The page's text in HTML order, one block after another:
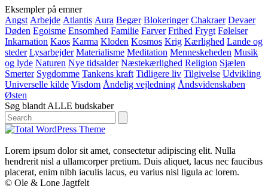
Eksempler på emner
Angst Arbejde Atlantis Aura Begær Blokeringer Chakraer Devaer
Døden Egoisme Ensomhed Familie Farver Frihed Frygt Følelser
Inkarnation Kaos Karma Kloden Kosmos Krig Kærlighed Lande og
steder Lysarbejder Materialisme Meditation Menneskeheden Musik
og lyde Naturen Nye tidsalder Næstekærlighed Religion Sjælen
Smerter Sygdomme Tankens kraft Tidligere liv Tilgivelse Udvikling
Universelle kilde Visdom Åndelig vejledning Åndsvidenskaben
Østen
Søg blandt ALLE budskaber
Search
Lorem ipsum dolor sit amet, consectetur adipiscing elit. Nulla
hendrerit nisl a ullamcorper pretium. Duis aliquet, lacus nec faucibus
placerat, enim nibh iaculis lacus, eu varius nisl ligula ac lorem.
© Ole & Lone Jagtfelt